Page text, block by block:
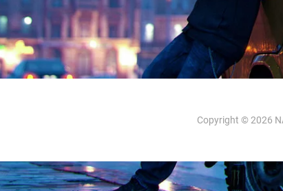
Copyright © 2026